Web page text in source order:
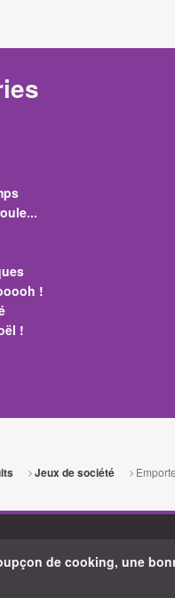
!
!
Jeux de société
de cooking, une